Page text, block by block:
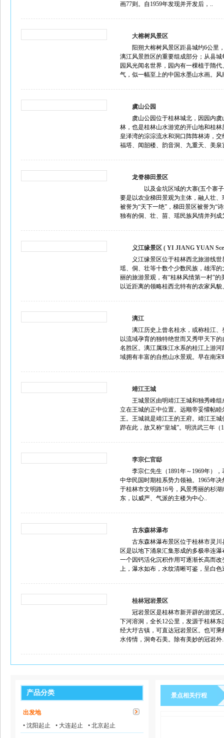
画77则。自1959年发现并开发后，..
大榕树风景区
阳朔大榕树风景区距县城约6公里
漓江风景胜区的重要组成部分；从县
园风光闻名世界，园内有一棵植于隋
气，似一幅至上的中国水墨山水画。风
虞山公园
虞山公园位于桂林城北，因园内
林，也是桂林山水游览的开山地和桂
皇泽湾的淙淙流水和洞口阵阵林涛，
福塔、闻韶楼、韵音洞、九重天、美泉
龙脊梯田景区
以及金坑区域的大寨(五个寨子
要是以农业梯田景观为主体，融人壮
被誉为“天下一绝”，梯田景区被誉为
独有的侗、壮、苗、瑶民族风情并列成
义江缘景区 ( YI JIANG YUAN
义江缘景区位于桂林西北旅游线
瑶、侗、壮等十数个少数民族，雄浑
丽的旅游景观，有“桂林风情第一村”
以近距离的领略桂西北特有的农家风貌
漓江
漓江历史上曾名桂水，或称桂江
以流域孕育的独特绝世而又秀甲天下
名胜区。漓江属珠江水系的桂江上游
域拥有丰富的自然山水景观。早在南宋
靖江王城
王城景区由明靖江王城和独秀峰
立在王城的正中位置。远顺帝妥懽帖
王。王城就是靖江王的王府。靖江王
跸在此，故又称“皇城”。明洪武三年（
李宗仁官邸
李宗仁先生（1891年～1969年）
中华民国时期桂系势力领袖。1965年
于桂林市文明路16号，风景秀丽的杉
东，以威严、气派的主楼为中心..
古东森林瀑布
古东森林瀑布景区位于桂林市灵
区是以地下涌泉汇集形成的多极串连
一个因钙活化沉积作用可逐渐长高而
上，瀑水如布，水纹清晰可鉴，呈白色
桂林冠岩景区
冠岩景区是桂林市新开辟的游览
下河溶洞，全长12公里，发源于桂林
经大圩古镇，可直达冠岩景区。也可
水传情，洞奇石美。除有美妙的冠岩外
产品分类
出发地
• 沈阳起止
• 大连起止 • 北京起止
景点相关行程